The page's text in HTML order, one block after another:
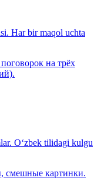
Har bir maqol uchta
на трёх
O‘zbek tilidagi kulgu
смешные картинки.